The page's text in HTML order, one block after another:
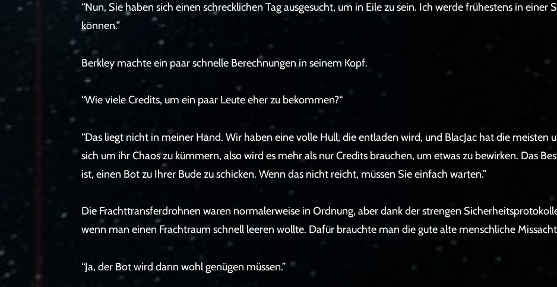
“Nun, Sie haben sich einen schrecklichen Tag ausgesucht, um in Eile zu sein. Ich werde frühestens in
können.”
Berkley machte ein paar schnelle Berechnungen in seinem Kopf.
“Wie viele Credits, um ein paar Leute eher zu bekommen?“
“Das liegt nicht in meiner Hand. Wir haben eine volle Hull, die entladen wird, und BlacJac hat die meisten
sich um ihr Chaos zu kümmern, also wird es mehr als nur Credits brauchen, um etwas zu bewirken. Das
ist, einen Bot zu Ihrer Bude zu schicken. Wenn das nicht reicht, müssen Sie einfach warten.”
Die Frachttransferdrohnen waren normalerweise in Ordnung, aber dank der strengen
wenn man einen Frachtraum schnell leeren wollte. Dafür brauchte man die gute alte menschliche
“Ja, der Bot wird dann wohl genügen müssen.”